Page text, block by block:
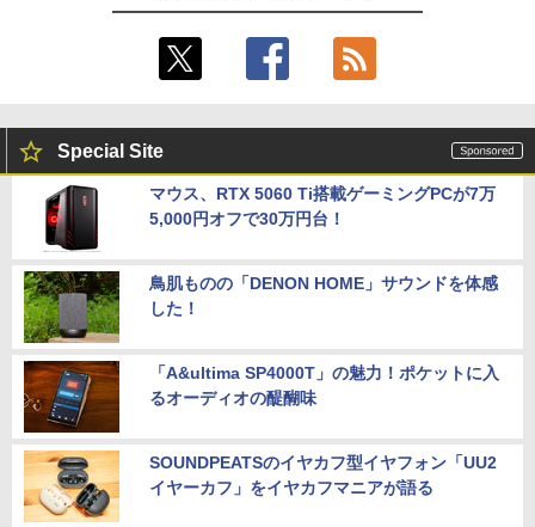
Special Site
マウス、RTX 5060 Ti搭載ゲーミングPCが7万
5,000円オフで30万円台！
鳥肌ものの「DENON HOME」サウンドを体感
した！
「A&ultima SP4000T」の魅力！ポケットに入
るオーディオの醍醐味
SOUNDPEATSのイヤカフ型イヤフォン「UU2
イヤーカフ」をイヤカフマニアが語る